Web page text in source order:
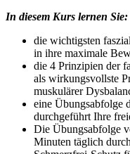
In diesem Kurs lernen Sie:
die wichtigsten
in ihre maximale
die 4 Prinzipien der
als wirkungsvollste
muskulärer
eine Übungsabfolge
durchgeführt Ihre
Die Übungsabfolge
Minuten täglich